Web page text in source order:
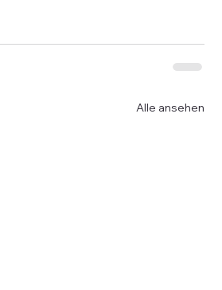
Alle ansehen